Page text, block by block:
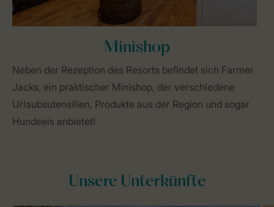
Minishop
Neben der Rezeption des Resorts befindet sich Farmer
Jacks, ein praktischer Minishop, der verschiedene
Urlaubsutensilien, Produkte aus der Region und sogar
Hundeeis anbietet!